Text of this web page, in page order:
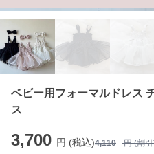
ベビー用フォーマルドレス
ス
3,700 円 (税込)4,110 円 (割